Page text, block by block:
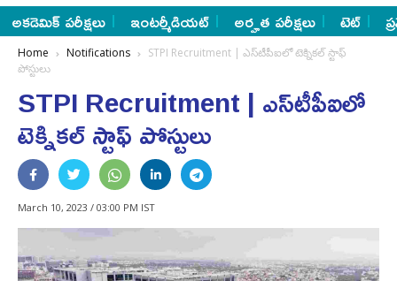
అకడెమిక్ పరీక్షలు ఇంటర్మీడియట్ అర్హత పరీక్షలు టెట్
Home Notifications
STPI Recruitment | ఎస్‌టీపీఐలో టెక్నికల్‌ స్టాఫ్‌
పోస్టులు
STPI Recruitment | ఎస్‌టీపీఐలో
టెక్నికల్‌ స్టాఫ్‌ పోస్టులు
March 10, 2023 / 03:00 PM IST